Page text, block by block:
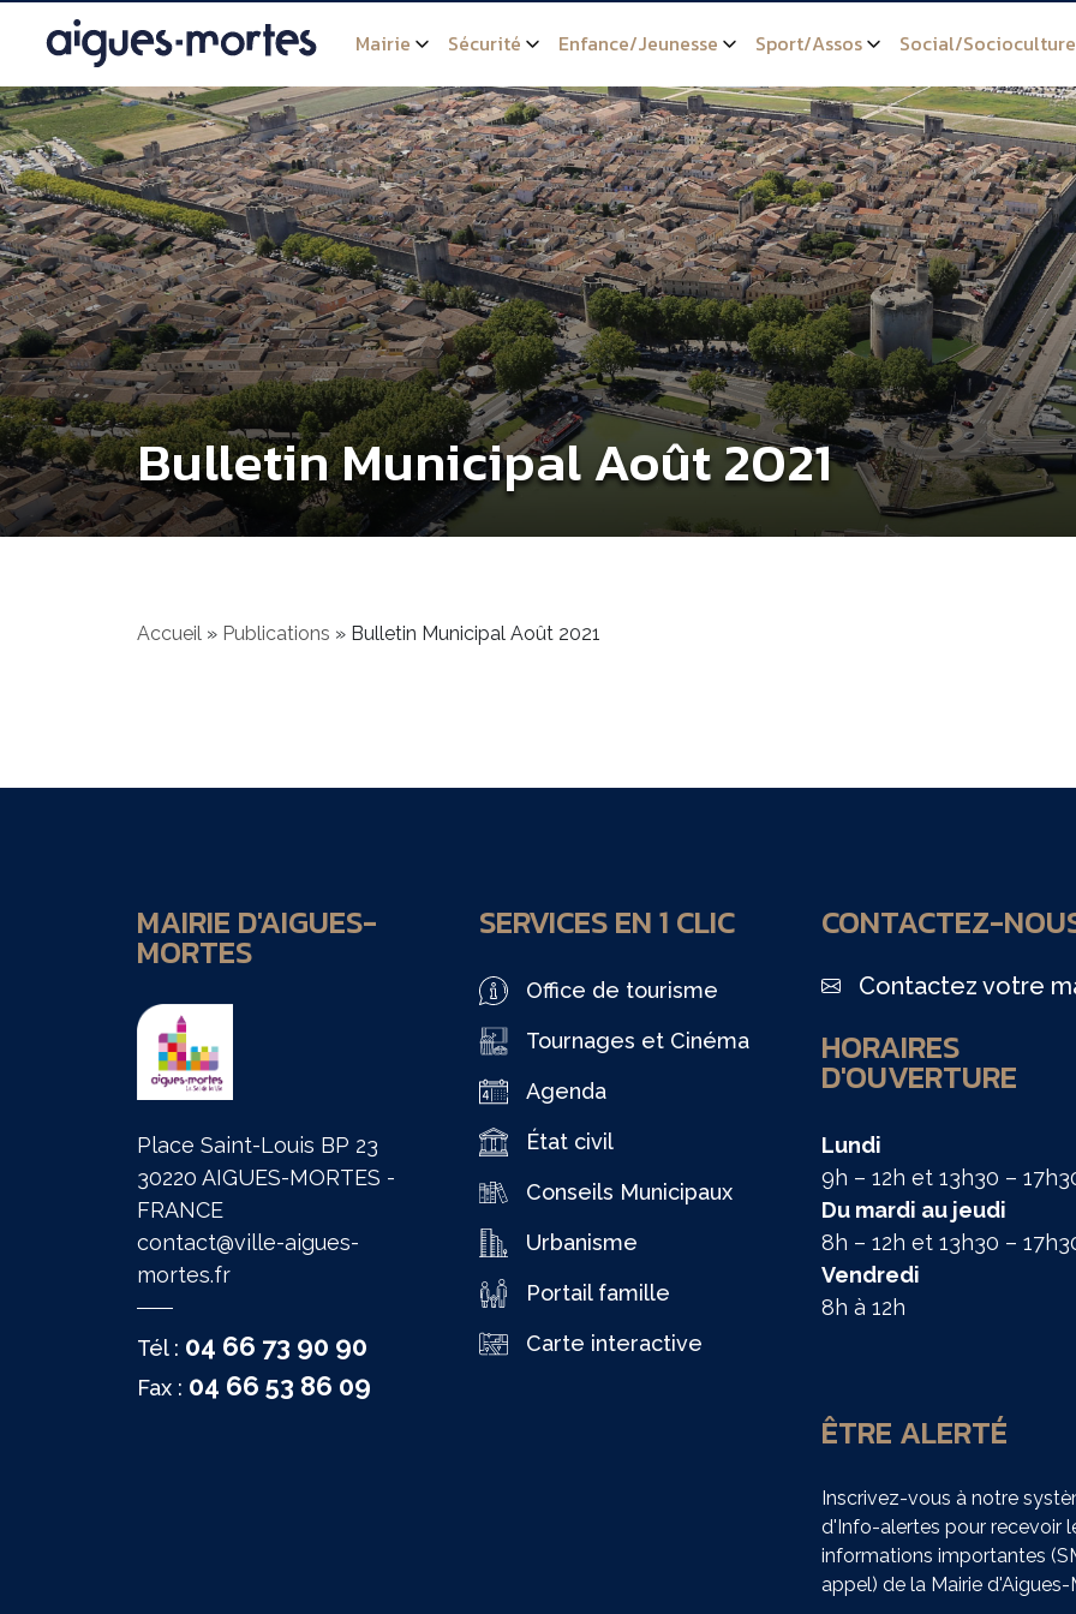
Mairie Sécurité Enfance/Jeunesse Sport/Assos Social/
Bulletin Municipal Août 2021
Accueil » Publications » Bulletin Municipal Août 2021
MAIRIE D'AIGUES-
MORTES
Place Saint-Louis BP 23
30220 AIGUES-MORTES -
FRANCE
contact@ville-aigues-
mortes.fr
Tél : 04 66 73 90 90
Fax : 04 66 53 86 09
SERVICES EN 1 CLIC
Office de tourisme
Tournages et Cinéma
Agenda
État civil
Conseils Municipaux
Urbanisme
Portail famille
Carte interactive
CONTACTEZ-
Contactez votre
HORAIRES
D'OUVERTURE
Lundi
9h – 12h et 13h30 –
Du mardi au jeudi
8h – 12h et 13h30 –
Vendredi
8h à 12h
ÊTRE ALERTÉ
Inscrivez-vous à notre
d'Info-alertes pour recevoir
informations importantes
appel) de la Mairie d'Aigues-